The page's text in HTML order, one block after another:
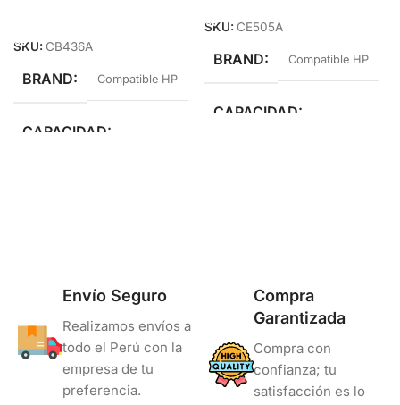
SKU: CB436A
BRAND Compatible HP
CAPACIDAD
SKU: CE505A
BRAND Compatible HP
CAPACIDAD
Envío Seguro
Realizamos envíos a
todo el Perú con la
empresa de tu
preferencia.
Compra
Garantizada
Compra con
confianza; tu
satisfacción es lo